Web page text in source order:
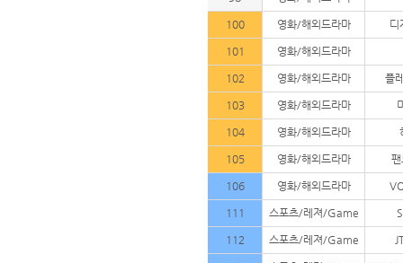
100 영화/해외드라마 디
101 영화/해외드라마
102 영화/해외드라마 플
103 영화/해외드라마
104 영화/해외드라마
105 영화/해외드라마
106 영화/해외드라마
111 스포츠/레져/Game
112 스포츠/레져/Game